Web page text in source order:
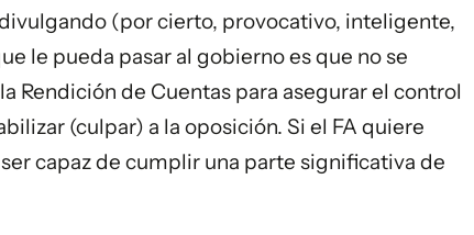
(por cierto, provocativo, inteligente,
le pueda pasar al gobierno es que no se
Rendición de Cuentas para asegurar el control
(culpar) a la oposición. Si el FA quiere
capaz de cumplir una parte significativa de